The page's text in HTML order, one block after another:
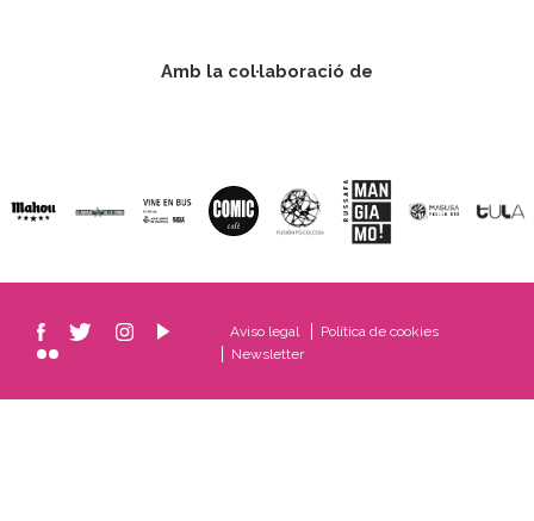
Amb la col·laboració de
Aviso legal
Política de cookies
Newsletter